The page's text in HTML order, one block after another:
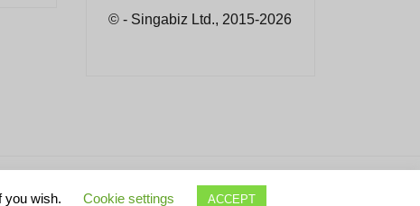
© - Singabiz Ltd., 2015-2026
сделок Дисклеймер (англ.) Реквизиты
you wish. Cookie settings ACCEPT